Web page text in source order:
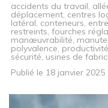
accidents du travail,
déplacement, centres
latéral, conteneurs,
restreints, fourches
manœuvrabilité,
polyvalence, productivité
sécurité, usines de
Publié le 18 janvier 2025